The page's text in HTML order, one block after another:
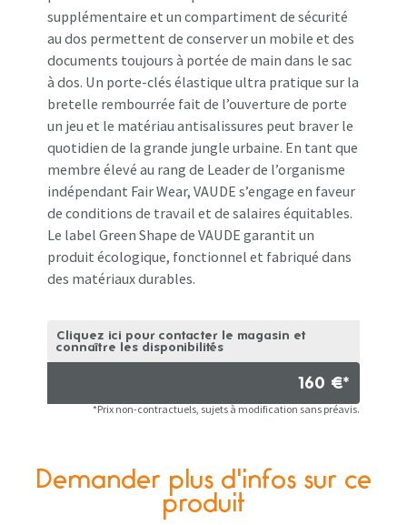
supplémentaire et un compartiment de sécurité
au dos permettent de conserver un mobile et des
documents toujours à portée de main dans le sac
à dos. Un porte-clés élastique ultra pratique sur la
bretelle rembourrée fait de l’ouverture de porte
un jeu et le matériau antisalissures peut braver le
quotidien de la grande jungle urbaine. En tant que
membre élevé au rang de Leader de l’organisme
indépendant Fair Wear, VAUDE s’engage en faveur
de conditions de travail et de salaires équitables.
Le label Green Shape de VAUDE garantit un
produit écologique, fonctionnel et fabriqué dans
des matériaux durables.
Cliquez ici pour contacter le magasin et
connaître les disponibilités
160 €*
*Prix non-contractuels, sujets à modification sans préavis.
Demander plus d'infos sur ce
produit